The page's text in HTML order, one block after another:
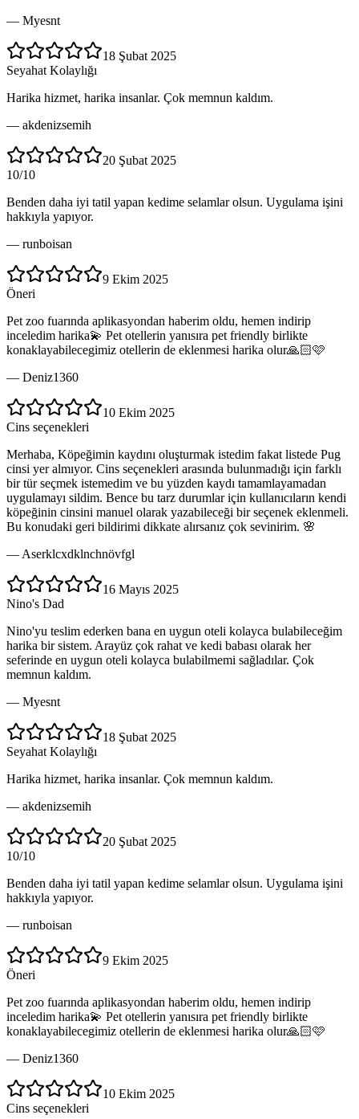
— Myesnt
18 Şubat 2025
Seyahat Kolaylığı
Harika hizmet, harika insanlar. Çok memnun kaldım.
— akdenizsemih
20 Şubat 2025
10/10
Benden daha iyi tatil yapan kedime selamlar olsun. Uygulama işini
hakkıyla yapıyor.
— runboisan
9 Ekim 2025
Öneri
Pet zoo fuarında aplikasyondan haberim oldu, hemen indirip
inceledim harika💫 Pet otellerin yanısıra pet friendly birlikte
konaklayabilecegimiz otellerin de eklenmesi harika olur🙏🏻🩷
— Deniz1360
10 Ekim 2025
Cins seçenekleri
Merhaba, Köpeğimin kaydını oluşturmak istedim fakat listede Pug
cinsi yer almıyor. Cins seçenekleri arasında bulunmadığı için farklı
bir tür seçmek istemedim ve bu yüzden kaydı tamamlayamadan
uygulamayı sildim. Bence bu tarz durumlar için kullanıcıların kendi
köpeğinin cinsini manuel olarak yazabileceği bir seçenek eklenmeli.
Bu konudaki geri bildirimi dikkate alırsanız çok sevinirim. 🌸
— Aserklcxdklnchnövfgl
16 Mayıs 2025
Nino's Dad
Nino'yu teslim ederken bana en uygun oteli kolayca bulabileceğim
harika bir sistem. Arayüz çok rahat ve kedi babası olarak her
seferinde en uygun oteli kolayca bulabilmemi sağladılar. Çok
memnun kaldım.
— Myesnt
18 Şubat 2025
Seyahat Kolaylığı
Harika hizmet, harika insanlar. Çok memnun kaldım.
— akdenizsemih
20 Şubat 2025
10/10
Benden daha iyi tatil yapan kedime selamlar olsun. Uygulama işini
hakkıyla yapıyor.
— runboisan
9 Ekim 2025
Öneri
Pet zoo fuarında aplikasyondan haberim oldu, hemen indirip
inceledim harika💫 Pet otellerin yanısıra pet friendly birlikte
konaklayabilecegimiz otellerin de eklenmesi harika olur🙏🏻🩷
— Deniz1360
10 Ekim 2025
Cins seçenekleri